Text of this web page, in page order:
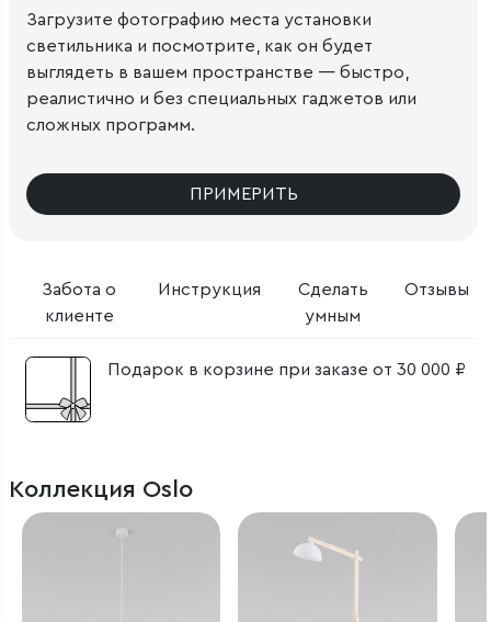
Забота о
клиенте
Инструкция
Сделать
умным
Отзывы
Подарок в корзине при заказе от 30 000 ₽
Загрузите фотографию места установки
светильника и посмотрите, как он будет
выглядеть в вашем пространстве — быстро,
реалистично и без специальных гаджетов или
сложных программ.
ПРИМЕРИТЬ
Коллекция Oslo